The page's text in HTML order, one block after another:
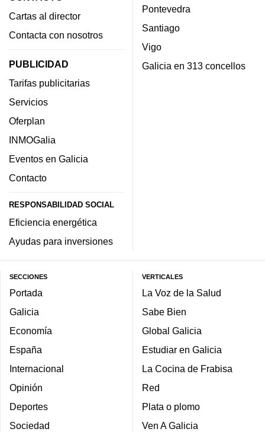
Cartas al director
Contacta con nosotros
PUBLICIDAD
Tarifas publicitarias
Servicios
Oferplan
INMOGalia
Eventos en Galicia
Contacto
RESPONSABILIDAD SOCIAL
Eficiencia energética
Ayudas para inversiones
Pontevedra
Santiago
Vigo
Galicia en 313 concellos
SECCIONES
Portada
Galicia
Economía
España
Internacional
Opinión
Deportes
Sociedad
VERTICALES
La Voz de la Salud
Sabe Bien
Global Galicia
Estudiar en Galicia
La Cocina de Frabisa
Red
Plata o plomo
Ven A Galicia